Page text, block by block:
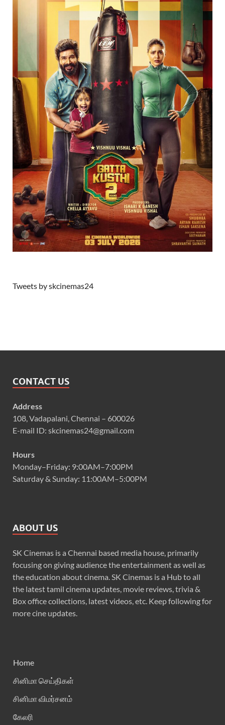
Tweets by skcinemas24
CONTACT US
Address
108, Vadapalani, Chennai – 600026
E-mail ID: skcinemas24@gmail.com
Hours
Monday–Friday: 9:00AM–7:00PM
Saturday & Sunday: 11:00AM–5:00PM
ABOUT US
SK Cinemas is a Chennai based media house, primarily
focusing on giving audience the entertainment as well as
the education about cinema. SK Cinemas is a Hub to all
the latest tamil cinema updates, movie reviews, trivia &
Box office collections, latest videos, etc. Keep following for
more cine updates.
Home
சினிமா செய்திகள்
சினிமா விமர்சனம்
கேலரி